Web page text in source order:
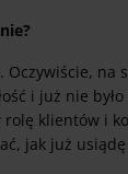
Oczywiście,
i już nie
klientów i
jak już